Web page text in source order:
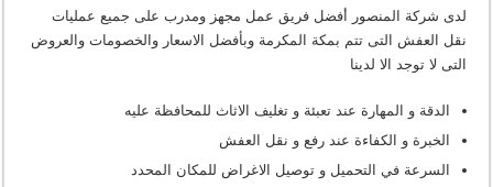
لدى شركة المنصور أفضل فريق عمل مجهز ومدرب على جميع عمليات
نقل العفش التى تتم بمكة المكرمة وبأفضل الاسعار والخصومات والعروض
التى لا توجد الا لدينا
الدقة و المهارة عند تعبئة و تغليف الاثاث للمحافظة عليه
الخبرة و الكفاءة عند رفع و نقل العفش
السرعة في التحميل و توصيل الاغراض للمكان المحدد